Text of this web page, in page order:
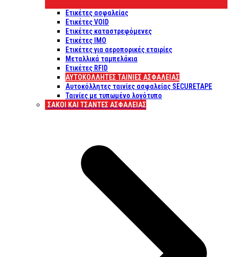
Ετικέτες ασφαλείας
Ετικέτες VOID
Ετικέτες καταστρεφόμενες
Ετικέτες IMO
Ετικέτες για αεροπορικές εταιρίες
Μεταλλικά ταμπελάκια
Ετικέτες RFID
ΑΥΤΟΚΌΛΛΗΤΕΣ ΤΑΙΝΊΕΣ ΑΣΦΑΛΕΊΑΣ
Αυτοκόλλητες ταινίες ασφαλείας SECURETAPE
Ταινίες με τυπωμένο λογότυπο
ΣΆΚΟΙ ΚΑΙ ΤΣΆΝΤΕΣ ΑΣΦΑΛΕΊΑΣ